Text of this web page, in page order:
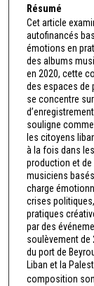
Résumé
Cet article
autofinancés
émotions en
des albums
en 2020, cette
des espaces de
se concentre
souligne
les citoyens
à la fois dans
production et
musiciens
charge
crises
pratiques
par des
soulèvement de
du port de
Liban et la
composition